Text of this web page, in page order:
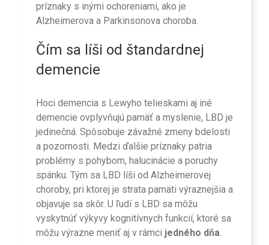
príznaky s inými ochoreniami, ako je
Alzheimerova a Parkinsonova choroba.
Čím sa líši od štandardnej
demencie
Hoci demencia s Lewyho telieskami aj iné
demencie ovplyvňujú pamäť a myslenie, LBD je
jedinečná. Spôsobuje závažné zmeny bdelosti
a pozornosti. Medzi ďalšie príznaky patria
problémy s pohybom, halucinácie a poruchy
spánku. Tým sa LBD líši od Alzheimerovej
choroby, pri ktorej je strata pamäti výraznejšia a
objavuje sa skôr. U ľudí s LBD sa môžu
vyskytnúť výkyvy kognitívnych funkcií, ktoré sa
môžu výrazne meniť aj v rámci jedného dňa